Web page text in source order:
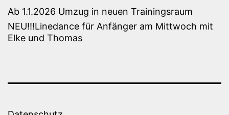
Ab 1.1.2026 Umzug in neuen Trainingsraum
NEU!!!Linedance für Anfänger am Mittwoch mit
Elke und Thomas